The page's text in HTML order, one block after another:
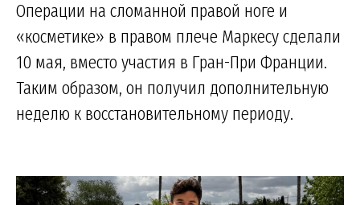
Операции на сломанной правой ноге и
«косметике» в правом плече Маркесу сделали
10 мая, вместо участия в Гран-При Франции.
Таким образом, он получил дополнительную
неделю к восстановительному периоду.